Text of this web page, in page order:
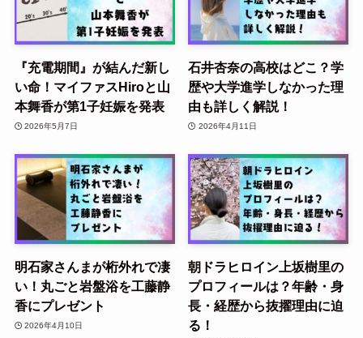
『充電期間』が結んだ新し
い命！マイファスHiroと山
本舞香が第1子妊娠を発表
2026年5月7日
石井杏奈の高校はどこ？学
歴や大学進学しなかった理
由も詳しく解説！
2026年4月11日
明石家さんまが桁外れで凄
い！丸ごと岩盤浴を工藤静
香にプレゼント
2026年4月10日
朝ドラヒロイン上坂樹里の
プロフィールは？年齢・身
長・経歴から抜擢理由に迫
る！